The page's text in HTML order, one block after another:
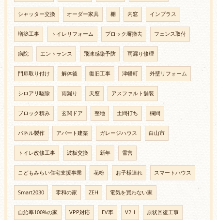
シャッター交換 オーダー家具 棚 内窓 インプラス
増築工事 トイレリフォーム ブロック塀撤去 フェンス取付
病院 エントランス 飛沫感染予防 雨漏り修理
門扉取り付け 解体後 復旧工事 津幡町 外壁リフォーム
シロアリ駆除 雨漏り 天窓 アスファルト舗装
ブロック積み 玄関ドア 整地 土間打ち 欄間
パネル製作 アパート建築 ガレージハウス 白山市
トイレ改修工事 波板交換 新年 雪害
こどもみらい住宅支援事業 花粉 お子様連れ スマートハウス
Smart2030 零和の家 ZEH 電気を買わない家
自給率100%の家 VPP対応 EV車 V2H 原状回復工事